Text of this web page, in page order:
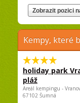
Kempy, které
holiday park
pláž
Areál kempingu -
67102 Šumná